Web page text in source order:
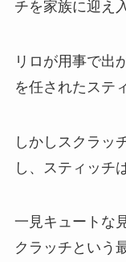
チを家族に迎え
リロが用事で出
を任されたステ
しかしスクラッ
し、スティッチ
一見キュートな
クラッチという